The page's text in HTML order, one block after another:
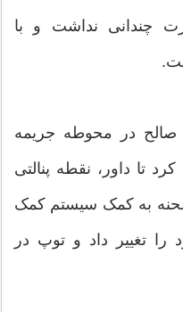
چندانی نداشت و با
علی صالح در محوطه جریمه
تا داور، نقطه پنالتی
به کمک سیستم کمک
را تغییر داد و توپ در